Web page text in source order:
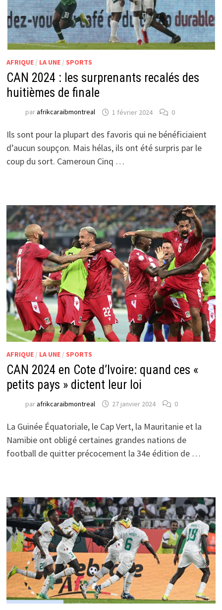
AFRIQUE/ LA UNE/ SPORTS
CAN 2024 : les surprenants recalés des
huitièmes de finale
parafrikcaraibmontreal 1 février 2024 0
Ils sont pour la plupart des favoris qui ne bénéficiaient
d’aucun soupçon. Mais hélas, ils ont été surpris par le
coup du sort. Cameroun Cinq …
AFRIQUE/ LA UNE/ SPORTS
CAN 2024 en Cote d’Ivoire: quand ces «
petits pays » dictent leur loi
parafrikcaraibmontreal 27 janvier 2024 0
La Guinée Équatoriale, le Cap Vert, la Mauritanie et la
Namibie ont obligé certaines grandes nations de
football de quitter précocement la 34e édition de …